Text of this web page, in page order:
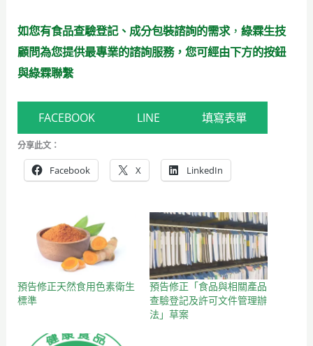
如您有食品查驗登記、成分包裝諮詢的需求，綠霖生技
顧問為您提供最專業的諮詢服務，您可經由下方的按鈕
與綠霖聯繫
FACEBOOK LINE 填寫表單
分享此文：
Facebook X LinkedIn
預告修正天然食用色素衛生
標準
預告修正「食品與相關產品
查驗登記及許可文件管理辦
法」草案